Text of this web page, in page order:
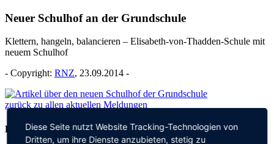
Neuer Schulhof an der Grundschule
Klettern, hangeln, balancieren – Elisabeth-von-Thadden-Schule mit
neuem Schulhof
- Copyright: RNZ, 23.09.2014 -
zurück zu allen aktuellen Meldungen
KontaktDiese Seite nutzt Website Tracking-Technologien von
Dritten, um ihre Dienste anzubieten, stetig zu